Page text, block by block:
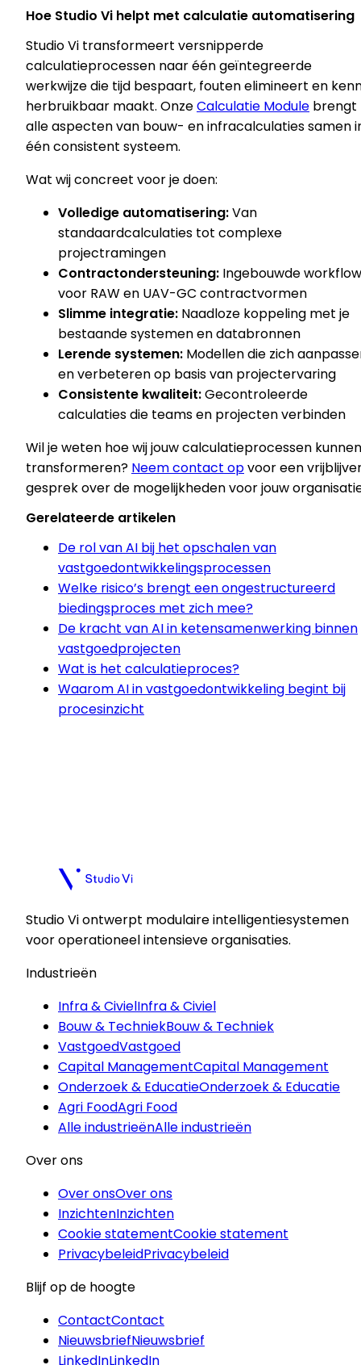
Hoe Studio Vi helpt met calculatie automatisering
Studio Vi transformeert versnipperde
calculatieprocessen naar één geïntegreerde
werkwijze die tijd bespaart, fouten elimineert en
herbruikbaar maakt. OnzeCalculatie Module brengt
alle aspecten van bouw- en infracalculaties samen
één consistent systeem.
Wat wij concreet voor je doen:
Volledige automatisering:Van
standaardcalculaties tot complexe
projectramingen
Contractondersteuning: Ingebouwde
voor RAW en UAV-GC contractvormen
Slimme integratie: Naadloze koppeling met je
bestaande systemen en databronnen
Lerende systemen: Modellen die zich
en verbeteren op basis van projectervaring
Consistente kwaliteit:Gecontroleerde
calculaties die teams en projecten verbinden
Wil je weten hoe wij jouw calculatieprocessen kunnen
transformeren? Neem contact opvoor een
gesprek over de mogelijkheden voor jouw
Gerelateerde artikelen
De rol van AI bij het opschalen van
vastgoedontwikkelingsprocessen
Welke risico’s brengt een ongestructureerd
biedingsproces met zich mee?
De kracht van AI in ketensamenwerking binnen
vastgoedprojecten
Wat is het calculatieproces?
Waarom AI in vastgoedontwikkeling begint bij
procesinzicht
Plan een kennismaking
Studio Vi ontwerpt modulaire intelligentiesystemen
voor operationeel intensieve organisaties.
Industrieën
Infra & CivielInfra & Civiel
Bouw & TechniekBouw & Techniek
VastgoedVastgoed
Capital ManagementCapital Management
Onderzoek & EducatieOnderzoek & Educatie
Agri FoodAgri Food
Alle industrieënAlle industrieën
Over ons
Over onsOver ons
InzichtenInzichten
Cookie statementCookie statement
PrivacybeleidPrivacybeleid
Blijf op de hoogte
ContactContact
NieuwsbriefNieuwsbrief
LinkedInLinkedIn